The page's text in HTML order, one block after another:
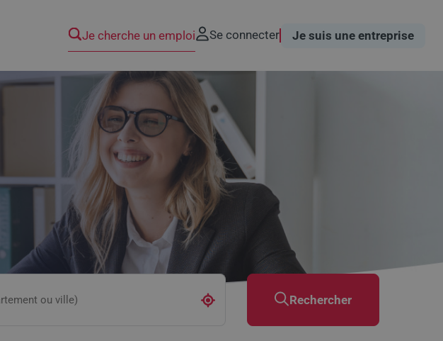
Je cherche un emploi Se connecter Je suis une entreprise
Rechercher